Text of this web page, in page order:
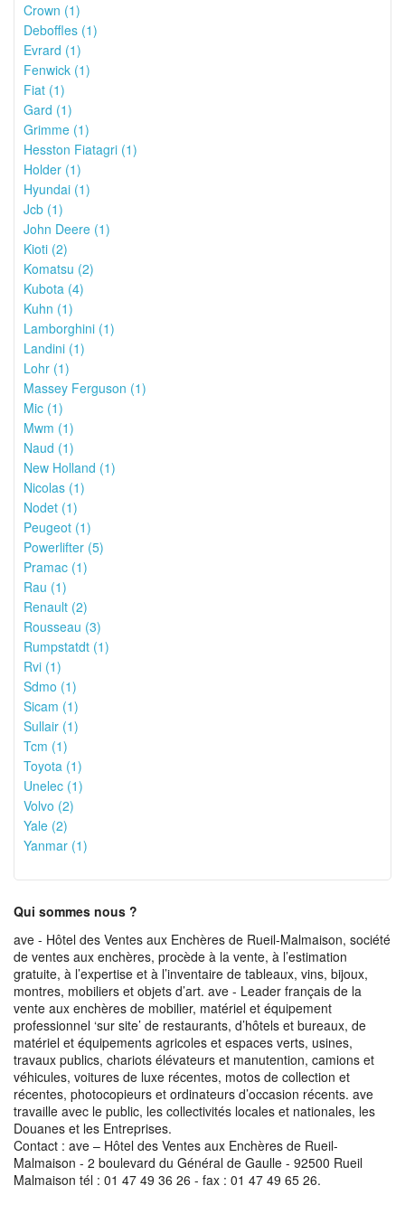
Crown (1)
Deboffles (1)
Evrard (1)
Fenwick (1)
Fiat (1)
Gard (1)
Grimme (1)
Hesston Fiatagri (1)
Holder (1)
Hyundai (1)
Jcb (1)
John Deere (1)
Kioti (2)
Komatsu (2)
Kubota (4)
Kuhn (1)
Lamborghini (1)
Landini (1)
Lohr (1)
Massey Ferguson (1)
Mic (1)
Mwm (1)
Naud (1)
New Holland (1)
Nicolas (1)
Nodet (1)
Peugeot (1)
Powerlifter (5)
Pramac (1)
Rau (1)
Renault (2)
Rousseau (3)
Rumpstatdt (1)
Rvi (1)
Sdmo (1)
Sicam (1)
Sullair (1)
Tcm (1)
Toyota (1)
Unelec (1)
Volvo (2)
Yale (2)
Yanmar (1)
Qui sommes nous ?
ave - Hôtel des Ventes aux Enchères de Rueil-Malmaison, société
de ventes aux enchères, procède à la vente, à l’estimation
gratuite, à l’expertise et à l’inventaire de tableaux, vins, bijoux,
montres, mobiliers et objets d’art. ave - Leader français de la
vente aux enchères de mobilier, matériel et équipement
professionnel ‘sur site’ de restaurants, d’hôtels et bureaux, de
matériel et équipements agricoles et espaces verts, usines,
travaux publics, chariots élévateurs et manutention, camions et
véhicules, voitures de luxe récentes, motos de collection et
récentes, photocopieurs et ordinateurs d’occasion récents. ave
travaille avec le public, les collectivités locales et nationales, les
Douanes et les Entreprises.
Contact : ave – Hôtel des Ventes aux Enchères de Rueil-
Malmaison - 2 boulevard du Général de Gaulle - 92500 Rueil
Malmaison tél : 01 47 49 36 26 - fax : 01 47 49 65 26.